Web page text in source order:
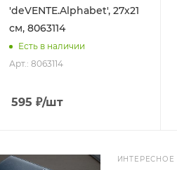
'deVENTE.Alphabet', 27х21
см, 8063114
Есть в наличии
Арт.: 8063114
595 ₽/шт
ИНТЕРЕСНОЕ